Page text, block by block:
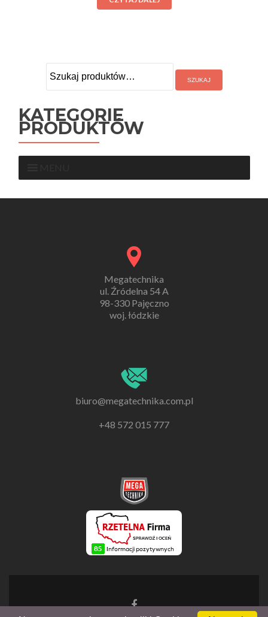
KATEGORIE
PRODUKTÓW
Megatechnika
ul. Źródelna 54 A
98-330 Pajęczno
woj. łódzkie
biuro@megatechnika.com.pl
+48 572 015 777
Go